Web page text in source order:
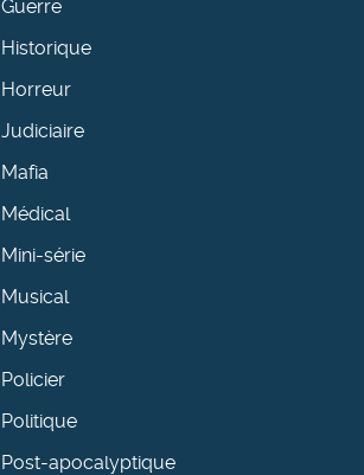
Guerre
Historique
Horreur
Judiciaire
Mafia
Médical
Mini-série
Musical
Mystère
Policier
Politique
Post-apocalyptique